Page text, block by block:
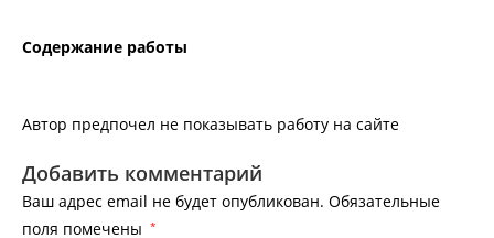
Содержание работы
Автор предпочел не показывать работу на сайте
Добавить комментарий
Ваш адрес email не будет опубликован. Обязательные
поля помечены *